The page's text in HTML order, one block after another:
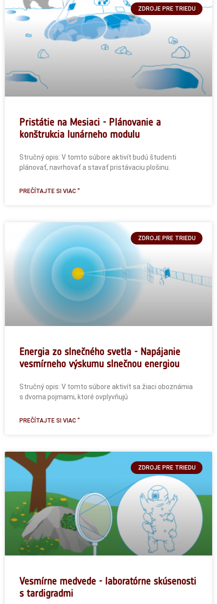
ZDROJE PRE TRIEDU
Pristátie na Mesiaci - Plánovanie a
konštrukcia lunárneho modulu
Stručný opis: V tomto súbore aktivít budú študenti
plánovať, navrhovať a stavať pristávaciu plošinu.
PREČÍTAJTE SI VIAC "
ZDROJE PRE TRIEDU
Energia zo slnečného svetla - Napájanie
vesmírneho výskumu slnečnou energiou
Stručný opis: V tomto súbore aktivít sa žiaci oboznámia
s dvoma pojmami, ktoré ovplyvňujú
PREČÍTAJTE SI VIAC "
ZDROJE PRE TRIEDU
Vesmírne medvede - laboratórne skúsenosti
s tardigradmi